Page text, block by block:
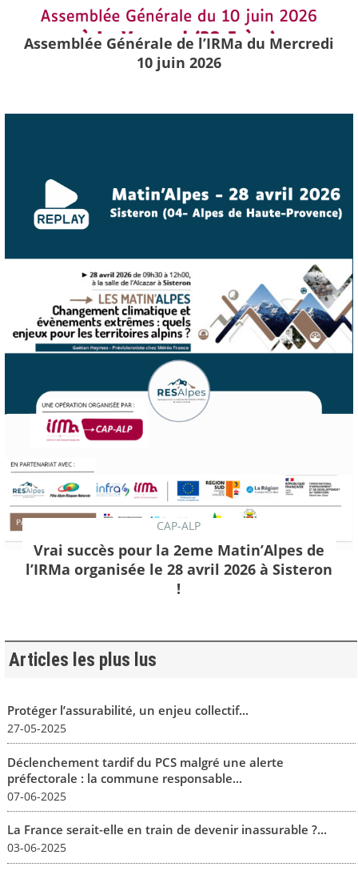
Assemblée Générale de l’IRMa du Mercredi
10 juin 2026
CAP-ALP
Vrai succès pour la 2eme Matin’Alpes de
l’IRMa organisée le 28 avril 2026 à Sisteron
!
Articles les plus lus
Protéger l’assurabilité, un enjeu collectif...
27-05-2025
Déclenchement tardif du PCS malgré une alerte
préfectorale : la commune responsable...
07-06-2025
La France serait-elle en train de devenir inassurable ?...
03-06-2025